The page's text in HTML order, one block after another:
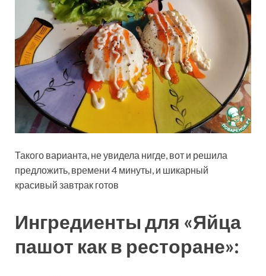
Такого варианта, не увидела нигде, вот и решила
предложить, времени 4 минуты, и шикарный
красивый завтрак готов
Ингредиенты для «Яйца
пашот как в ресторане»: